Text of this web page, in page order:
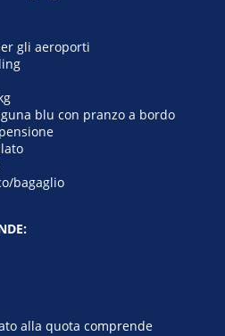
gli aeroporti
blu con pranzo a bordo
bagaglio
alla quota comprende